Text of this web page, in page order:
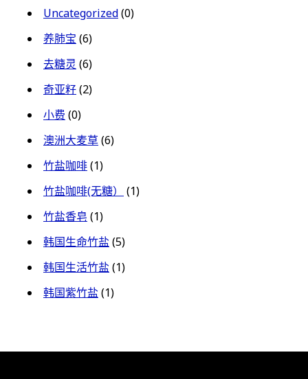
Uncategorized(0)
养肺宝 (6)
去糖灵(6)
奇亚籽(2)
小费 (0)
澳洲大麦草(6)
竹盐咖啡(1)
竹盐咖啡(无糖）
(1)
竹盐香皂 (1)
韩国生命竹盐(5)
韩国生活竹盐(1)
韩国紫竹盐(1)